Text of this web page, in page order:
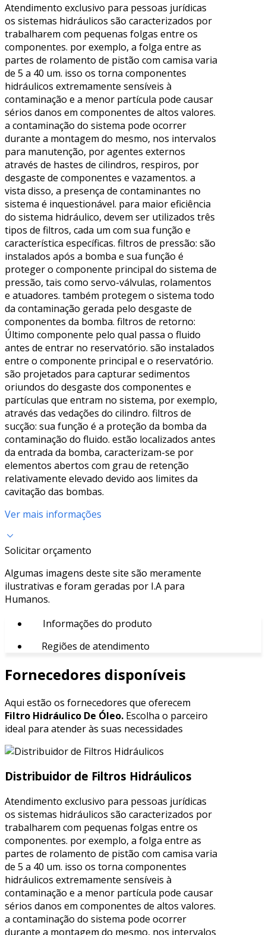
Atendimento exclusivo para pessoas jurídicas
os sistemas hidráulicos são caracterizados por
trabalharem com pequenas folgas entre os
componentes. por exemplo, a folga entre as
partes de rolamento de pistão com camisa varia
de 5 a 40 um. isso os torna componentes
hidráulicos extremamente sensíveis à
contaminação e a menor partícula pode causar
sérios danos em componentes de altos valores.
a contaminação do sistema pode ocorrer
durante a montagem do mesmo, nos intervalos
para manutenção, por agentes externos
através de hastes de cilindros, respiros, por
desgaste de componentes e vazamentos. a
vista disso, a presença de contaminantes no
sistema é inquestionável. para maior eficiência
do sistema hidráulico, devem ser utilizados três
tipos de filtros, cada um com sua função e
característica específicas. filtros de pressão: são
instalados após a bomba e sua função é
proteger o componente principal do sistema de
pressão, tais como servo-válvulas, rolamentos
e atuadores. também protegem o sistema todo
da contaminação gerada pelo desgaste de
componentes da bomba. filtros de retorno:
Último componente pelo qual passa o fluido
antes de entrar no reservatório. são instalados
entre o componente principal e o reservatório.
são projetados para capturar sedimentos
oriundos do desgaste dos componentes e
partículas que entram no sistema, por exemplo,
através das vedações do cilindro. filtros de
sucção: sua função é a proteção da bomba da
contaminação do fluido. estão localizados antes
da entrada da bomba, caracterizam-se por
elementos abertos com grau de retenção
relativamente elevado devido aos limites da
cavitação das bombas.
Ver mais informações
Solicitar orçamento
Algumas imagens deste site são meramente
ilustrativas e foram geradas por I.A para
Humanos.
Informações do produto
Regiões de atendimento
Fornecedores disponíveis
Aqui estão os fornecedores que oferecem
Filtro Hidráulico De Óleo. Escolha o parceiro
ideal para atender às suas necessidades
Distribuidor de Filtros Hidráulicos
Atendimento exclusivo para pessoas jurídicas
os sistemas hidráulicos são caracterizados por
trabalharem com pequenas folgas entre os
componentes. por exemplo, a folga entre as
partes de rolamento de pistão com camisa varia
de 5 a 40 um. isso os torna componentes
hidráulicos extremamente sensíveis à
contaminação e a menor partícula pode causar
sérios danos em componentes de altos valores.
a contaminação do sistema pode ocorrer
durante a montagem do mesmo, nos intervalos